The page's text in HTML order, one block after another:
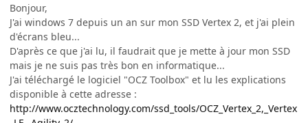
Bonjour,
J'ai windows 7 depuis un an sur mon SSD Vertex 2, et j'ai plein
d'écrans bleu...
D'après ce que j'ai lu, il faudrait que je mette à jour mon SSD
mais je ne suis pas très bon en informatique...
J'ai téléchargé le logiciel "OCZ Toolbox" et lu les explications
disponible à cette adresse :
http://www.ocztechnology.com/ssd_tools/OCZ_Vertex_2,_Vertex